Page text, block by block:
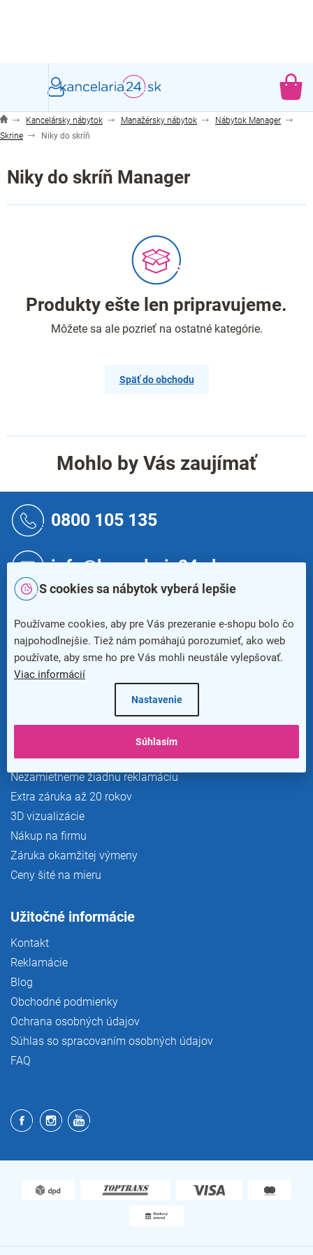
S cookies sa nábytok vyberá lepšie
Používame cookies, aby pre Vás prezeranie e-shopu bolo čo
najpohodlnejšie. Tiež nám pomáhajú porozumieť, ako web
používate, aby sme ho pre Vás mohli neustále vylepšovať.
Viac informácií
Nastavenie
Súhlasím
Kancelársky nábytok Manažérsky nábytok
Nábytok Manager
Skrine
Niky do skríň
Niky do skríň Manager
Produkty ešte len pripravujeme.
Môžete sa ale pozrieť na ostatné kategórie.
Späť do obchodu
Mohlo by Vás zaujímať
0800 105 135
info@kancelaria24.sk
Newsletter
Výhody pre zákazníkov
Vrátenie zadarmo do 365 dní
Nezamietneme žiadnu reklamáciu
Extra záruka až 20 rokov
3D vizualizácie
Nákup na firmu
Záruka okamžitej výmeny
Ceny šité na mieru
Užitočné informácie
Kontakt
Reklamácie
Blog
Obchodné podmienky
Ochrana osobných údajov
Súhlas so spracovaním osobných údajov
FAQ